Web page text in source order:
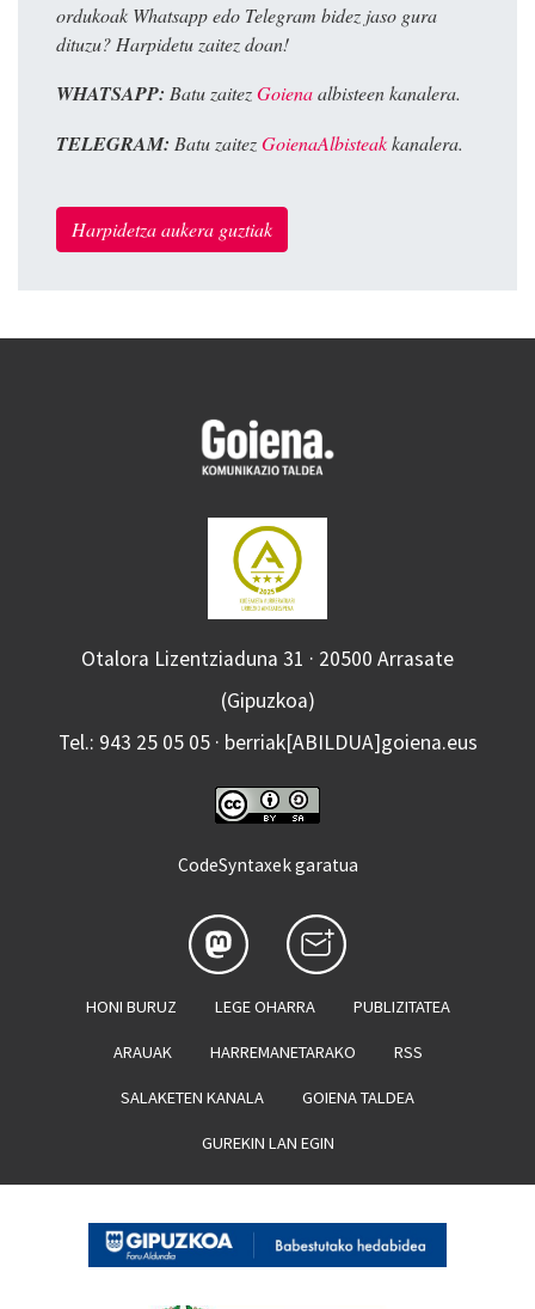
ordukoak Whatsapp edo Telegram bidez jaso gura
dituzu? Harpidetu zaitez doan!
WHATSAPP: Batu zaitezGoienaalbisteen kanalera.
TELEGRAM: Batu zaitezGoienaAlbisteakkanalera.
Harpidetza aukera guztiak
Otalora Lizentziaduna 31 · 20500 Arrasate
(Gipuzkoa)
Tel.: 943 25 05 05 · berriak[ABILDUA]goiena.eus
CodeSyntaxek garatua
HONI BURUZ LEGE OHARRA PUBLIZITATEA
ARAUAK HARREMANETARAKO RSS
SALAKETEN KANALA GOIENA TALDEA
GUREKIN LAN EGIN